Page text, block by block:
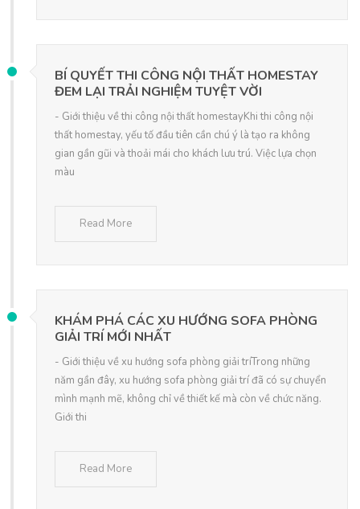
BÍ QUYẾT THI CÔNG NỘI THẤT HOMESTAY
ĐEM LẠI TRẢI NGHIỆM TUYỆT VỜI
- Giới thiệu về thi công nội thất homestayKhi thi công nội
thất homestay, yếu tố đầu tiên cần chú ý là tạo ra không
gian gần gũi và thoải mái cho khách lưu trú. Việc lựa chọn
màu
Read More
KHÁM PHÁ CÁC XU HƯỚNG SOFA PHÒNG
GIẢI TRÍ MỚI NHẤT
- Giới thiệu về xu hướng sofa phòng giải tríTrong những
năm gần đây, xu hướng sofa phòng giải trí đã có sự chuyển
mình mạnh mẽ, không chỉ về thiết kế mà còn về chức năng.
Giới thi
Read More